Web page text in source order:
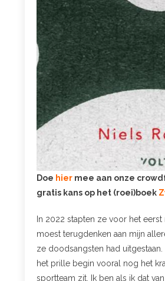
Doe hier mee aan onze
gratis kans op het (roei)boek
In 2022 stapten ze voor het
moest terugdenken aan mijn
ze doodsangsten had
het prille begin vooral nog het
sportteam zit. Ik ben als ik dat